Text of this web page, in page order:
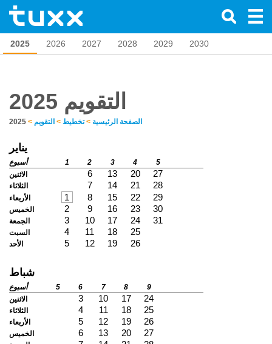
2025 2026 2027 2028 2029 2030
2025 التقويم
الصفحة الرئيسية > تخطيط > التقويم >
2025
يناير
أسبوع 1 2 3 4
5
الاثنين
6 13 20 27
الثلاثاء 7 14 21 28
الأربعاء 1 8 15 22 29
الخميس 2 9 16 23 30
الجمعة 3 10 17 24 31
السبت 4 11 18 25
الأحد 5 12 19 26
شباط
أسبوع 5 6 7 8
9
الاثنين
3 10 17 24
الثلاثاء 4 11 18 25
الأربعاء 5 12 19 26
الخميس 6 13 20 27